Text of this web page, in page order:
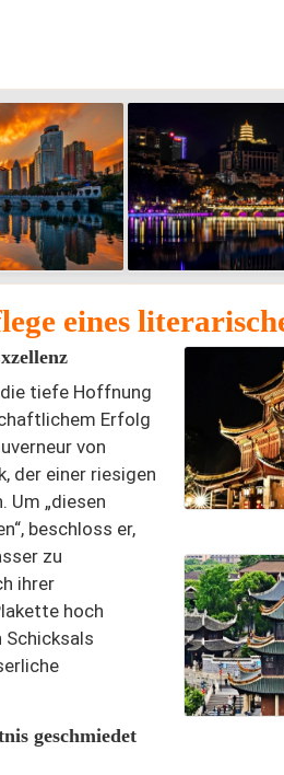
eines
die tiefe Hoffnung
Erfolg
von
der einer riesigen
Um „diesen
beschloss er,
zu
ihrer
hoch
geschmiedet